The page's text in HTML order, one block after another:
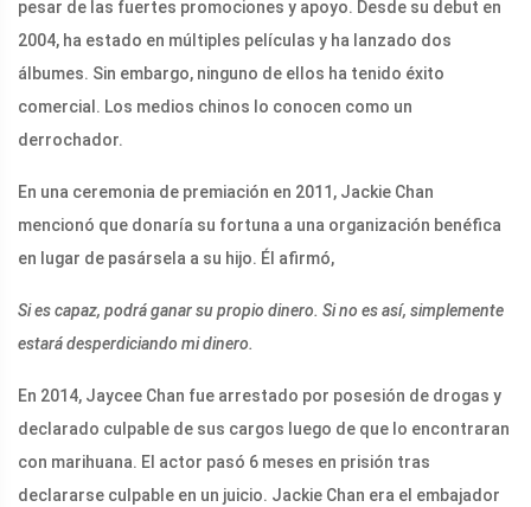
pesar de las fuertes promociones y apoyo. Desde su debut en
2004, ha estado en múltiples películas y ha lanzado dos
álbumes. Sin embargo, ninguno de ellos ha tenido éxito
comercial. Los medios chinos lo conocen como un
derrochador.
En una ceremonia de premiación en 2011, Jackie Chan
mencionó que donaría su fortuna a una organización benéfica
en lugar de pasársela a su hijo. Él afirmó,
Si es capaz, podrá ganar su propio dinero. Si no es así, simplemente
estará desperdiciando mi dinero.
En 2014, Jaycee Chan fue arrestado por posesión de drogas y
declarado culpable de sus cargos luego de que lo encontraran
con marihuana. El actor pasó 6 meses en prisión tras
declararse culpable en un juicio. Jackie Chan era el embajador